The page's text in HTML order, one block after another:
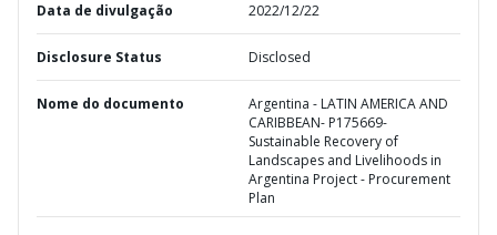
Data de divulgação 2022/12/22
Disclosure Status Disclosed
Nome do documento
Argentina - LATIN AMERICA AND
CARIBBEAN- P175669-
Sustainable Recovery of
Landscapes and Livelihoods in
Argentina Project - Procurement
Plan